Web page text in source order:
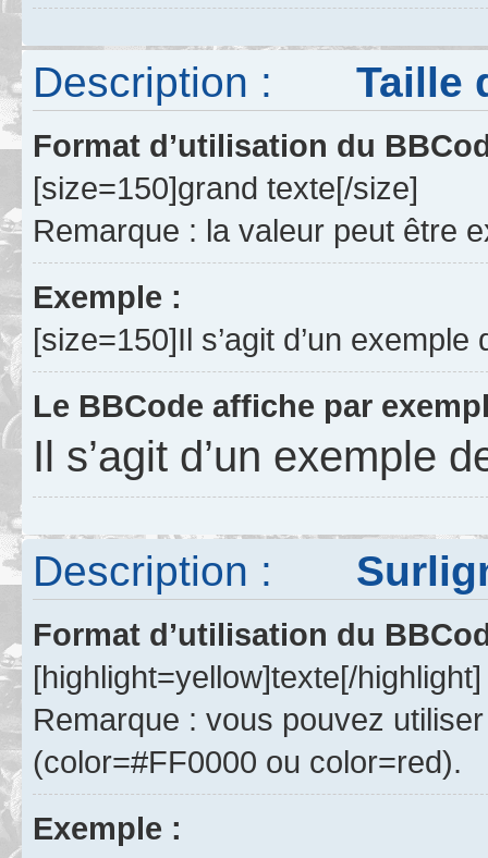
Description : Taille
Format d’utilisation du
[size=150]grand texte[/size]
Remarque : la valeur peut être
Exemple :
[size=150]Il s’agit d’un
Le BBCode affiche par
Il s’agit d’un exemple
Description :
Format d’utilisation du
[highlight=yellow]texte[/highlight]
Remarque : vous pouvez
(color=#FF0000 ou color=red).
Exemple :